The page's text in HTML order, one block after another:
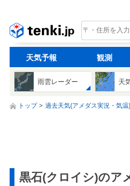
tenki.jp
天気予報 観測
雨雲レーダー 天
トップ 過去天気(アメダス実況・気温
黒石(クロイシ)のア